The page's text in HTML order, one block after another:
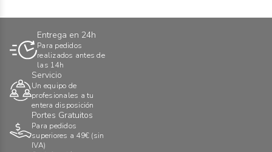
Entrega en 24h
Para pedidos
realizados antes de
las 14h
Servicio
Un equipo de
profesionales a tu
entera disposición
Portes Gratuitos
Para pedidos
superiores a 49€ (sin
IVA)